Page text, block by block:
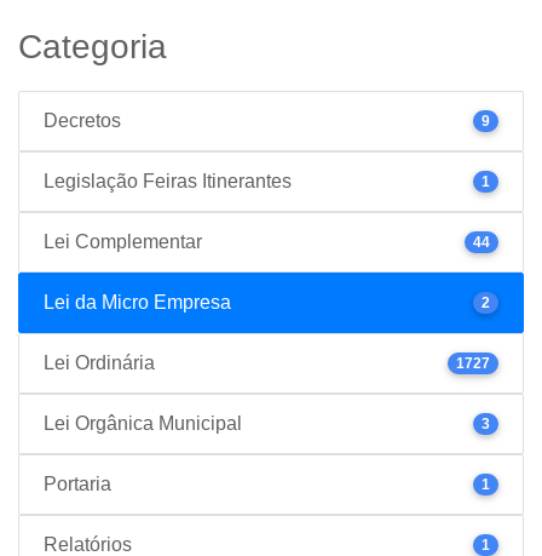
Categoria
Decretos 9
Legislação Feiras Itinerantes 1
Lei Complementar 44
Lei da Micro Empresa 2
Lei Ordinária 1727
Lei Orgânica Municipal 3
Portaria 1
Relatórios 1